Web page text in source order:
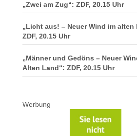
„Zwei am Zug“: ZDF, 20.15 Uhr
„Licht aus! – Neuer Wind im alten
ZDF, 20.15 Uhr
„Männer und Gedöns – Neuer
Alten Land“: ZDF, 20.15 Uhr
Werbung